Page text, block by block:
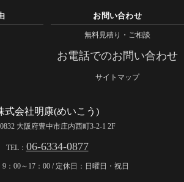
お問い合わせ
無料見積り・ご相談
お電話でのお問い合わせ
サイトマップ
式会社明康(めいこう)
大阪府豊中市庄内西町3-2-1 2F
TEL： 06-6334-0877
：00～17：00 / 定休日：日曜日・祝日